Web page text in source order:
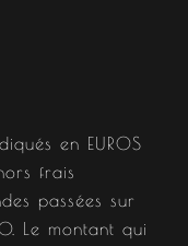
en EUROS
frais
passées sur
Le montant qui